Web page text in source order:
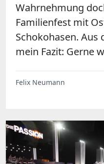
Wahrnehmung
Familienfest mit
Schokohasen. Aus
mein Fazit: Gerne
Felix Neumann